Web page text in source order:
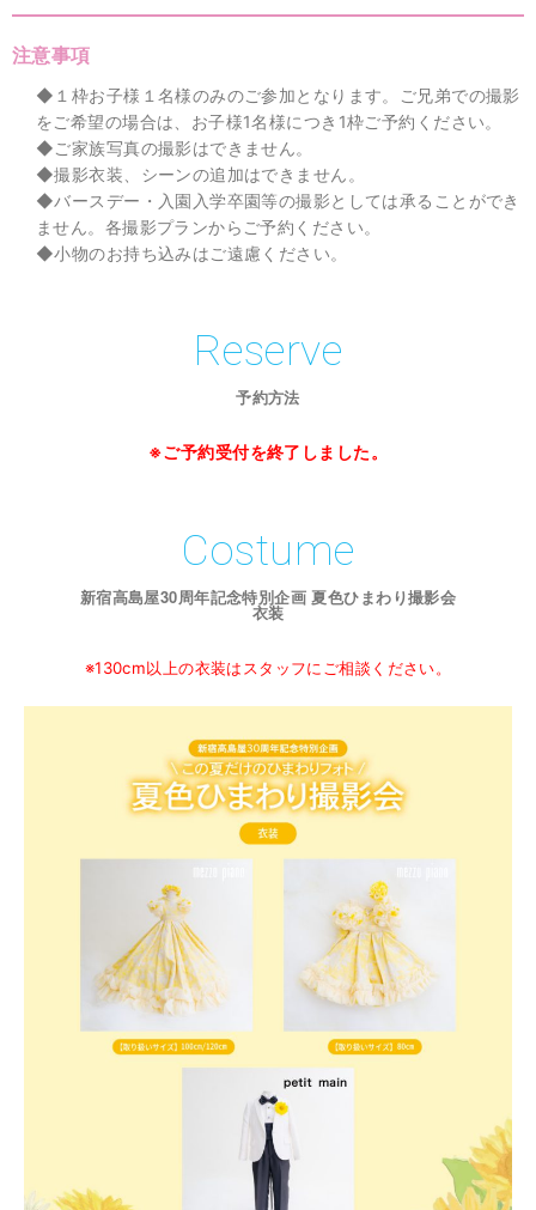
注意事項
◆１枠お子様１名様のみのご参加となります。ご兄弟での撮影
をご希望の場合は、お子様1名様につき1枠ご予約ください。
◆ご家族写真の撮影はできません。
◆撮影衣装、シーンの追加はできません。
◆バースデー・入園入学卒園等の撮影としては承ることができ
ません。各撮影プランからご予約ください。
◆小物のお持ち込みはご遠慮ください。
Reserve
予約方法
※ご予約受付を終了しました。
Costume
新宿高島屋30周年記念特別企画 夏色ひまわり撮影会
衣装
※130cm以上の衣装はスタッフにご相談ください。